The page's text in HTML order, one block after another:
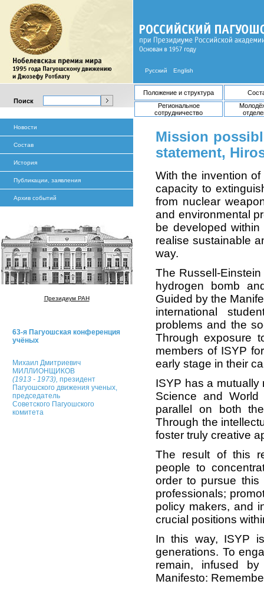
Русский English
Поиск
Положение и структура
Региональное
сотрудничество
Новости
Состав
История
Публикации, заявления
Архив событий
Президиум РАН
63-я Пагуошская конференция
учёных
Михаил Дмитриевич
МИЛЛИОНЩИКОВ
(1913 - 1973), президент
Пагуошского движения ученых,
председатель
Советского Пагуошского
комитета
Mission
statement,
With the invention
capacity to
from nuclear
and environmental
be developed
realise sustainable
way.
The Russell-
hydrogen bomb
Guided by the
international
problems and the
Through exposure
members of ISYP
early stage in their
ISYP has a mutually
Science and
parallel on both
Through the
foster truly creative
The result of this
people to
order to pursue this
professionals;
policy makers, and
crucial positions
In this way, ISYP
generations. To
remain, infused
Manifesto: